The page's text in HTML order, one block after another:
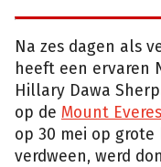
Na zes dagen als
heeft een ervaren
Hillary Dawa
op de Mount E
op 30 mei op
verdween, werd